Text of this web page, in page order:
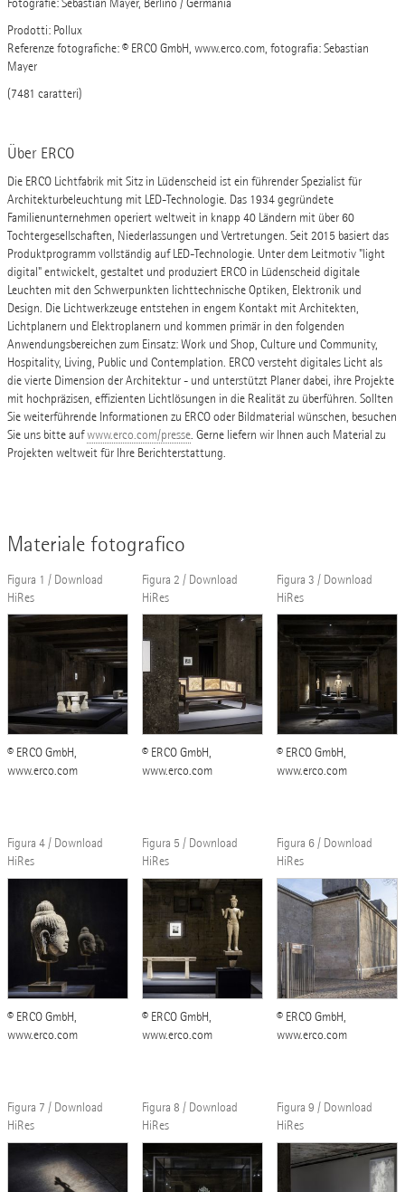
Prodotti: Pollux
Referenze fotografiche: © ERCO GmbH, www.erco.com, fotografia: Sebastian
Mayer
(7481 caratteri)
Über ERCO
Die ERCO Lichtfabrik mit Sitz in Lüdenscheid ist ein führender Spezialist für
Architekturbeleuchtung mit LED-Technologie. Das 1934 gegründete
Familienunternehmen operiert weltweit in knapp 40 Ländern mit über 60
Tochtergesellschaften, Niederlassungen und Vertretungen. Seit 2015 basiert das
Produktprogramm vollständig auf LED-Technologie. Unter dem Leitmotiv "light
digital" entwickelt, gestaltet und produziert ERCO in Lüdenscheid digitale
Leuchten mit den Schwerpunkten lichttechnische Optiken, Elektronik und
Design. Die Lichtwerkzeuge entstehen in engem Kontakt mit Architekten,
Lichtplanern und Elektroplanern und kommen primär in den folgenden
Anwendungsbereichen zum Einsatz: Work und Shop, Culture und Community,
Hospitality, Living, Public und Contemplation. ERCO versteht digitales Licht als
die vierte Dimension der Architektur - und unterstützt Planer dabei, ihre Projekte
mit hochpräzisen, effizienten Lichtlösungen in die Realität zu überführen. Sollten
Sie weiterführende Informationen zu ERCO oder Bildmaterial wünschen, besuchen
Sie uns bitte aufwww.erco.com/presse. Gerne liefern wir Ihnen auch Material zu
Projekten weltweit für Ihre Berichterstattung.
Materiale fotografico
Figura 1 / Download
HiRes
© ERCO GmbH,
www.erco.com
Figura 2 / Download
HiRes
© ERCO GmbH,
www.erco.com
Figura 3 / Download
HiRes
© ERCO GmbH,
www.erco.com
Figura 4 / Download
HiRes
© ERCO GmbH,
www.erco.com
Figura 5 / Download
HiRes
© ERCO GmbH,
www.erco.com
Figura 6 / Download
HiRes
© ERCO GmbH,
www.erco.com
Figura 7 / Download
HiRes
Figura 8 / Download
HiRes
Figura 9 / Download
HiRes